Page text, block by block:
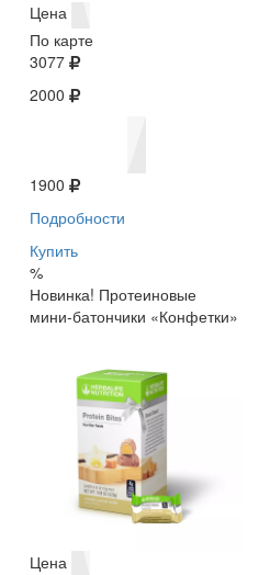
Цена
По карте
3077
2000
1900
Подробности
Купить
%
Новинка! Протеиновые
мини-батончики «Конфетки»
Цена